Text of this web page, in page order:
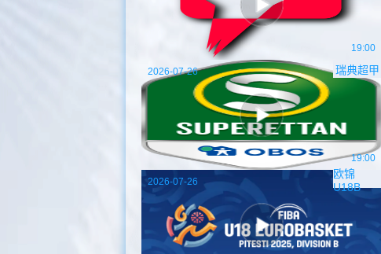
19:00
瑞典超甲
19:00
2026-07-26
欧锦
U18B
2026-07-26